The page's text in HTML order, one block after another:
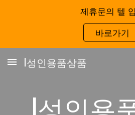
제휴문의 텔
바로가기
I성인용품상품
I성인용